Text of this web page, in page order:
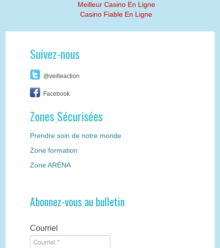
Meilleur Casino En Ligne
Casino Fiable En Ligne
Suivez-nous
@veilleaction
Facebook
Zones Sécurisées
Prendre soin de notre monde
Zone formation
Zone ARÉNA
Abonnez-vous au bulletin
Courriel